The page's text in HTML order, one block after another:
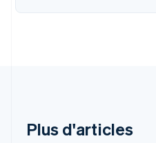
Plus d'articles
English